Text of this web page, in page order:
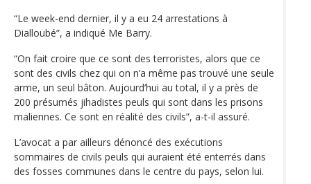
“Le week-end dernier, il y a eu 24 arrestations à
Dialloubé”, a indiqué Me Barry.
“On fait croire que ce sont des terroristes, alors que ce
sont des civils chez qui on n’a même pas trouvé une seule
arme, un seul bâton. Aujourd’hui au total, il y a près de
200 présumés jihadistes peuls qui sont dans les prisons
maliennes. Ce sont en réalité des civils”, a-t-il assuré.
L’avocat a par ailleurs dénoncé des exécutions
sommaires de civils peuls qui auraient été enterrés dans
des fosses communes dans le centre du pays, selon lui.